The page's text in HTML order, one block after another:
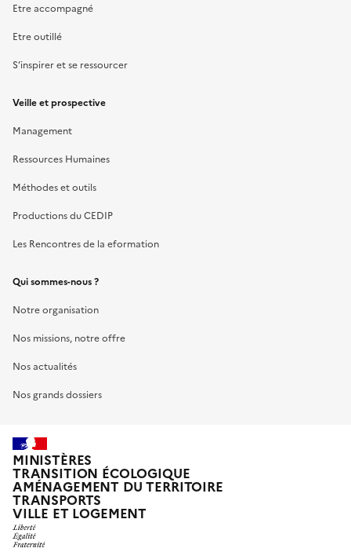
Etre accompagné
Etre outillé
S’inspirer et se ressourcer
Veille et prospective
Management
Ressources Humaines
Méthodes et outils
Productions du CEDIP
Les Rencontres de la eformation
Qui sommes-nous ?
Notre organisation
Nos missions, notre offre
Nos actualités
Nos grands dossiers
MINISTÈRES
TRANSITION ÉCOLOGIQUE
AMÉNAGEMENT DU TERRITOIRE
TRANSPORTS
VILLE ET LOGEMENT